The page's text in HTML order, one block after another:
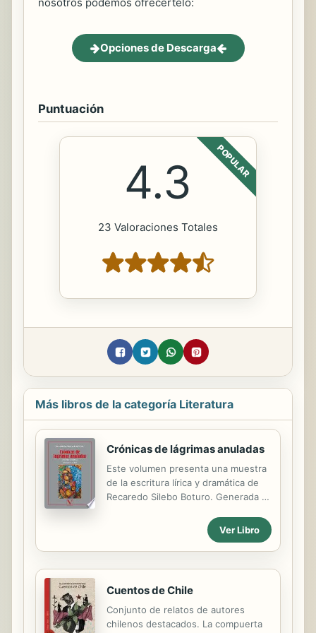
Opciones de Descarga
Puntuación
POPULAR
4.3
23 Valoraciones Totales
Más libros de la categoría Literatura
Crónicas de lágrimas anuladas
Este volumen presenta una muestra
de la escritura lírica y dramática de
Recaredo Silebo Boturo. Generada a
Guinea Ecuatorial, la escritura de
Boturu busca fomentar un sentido
de comunidad mediante historias de
origen local que echan luz, entre
de valores tradicionales en la era de
la globalización. A pesar de ser una
escritura isleña, no es una escritura
Ver Libro
Cuentos de Chile
Conjunto de relatos de autores
chilenos destacados. La compuerta